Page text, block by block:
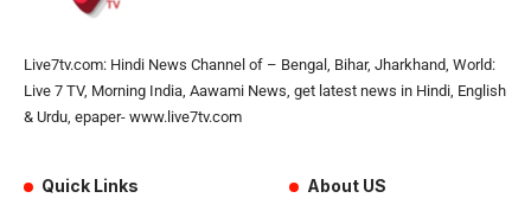
Live7tv.com: Hindi News Channel of – Bengal, Bihar, Jharkhand, World:
Live 7 TV, Morning India, Aawami News, get latest news in Hindi, English
& Urdu, epaper- www.live7tv.com
Quick Links About US